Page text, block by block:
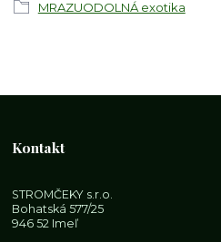
MRAZUODOLNÁ exotika
Kontakt
STROMČEKY s.r.o.
Bohatská 577/25
946 52 Imeľ